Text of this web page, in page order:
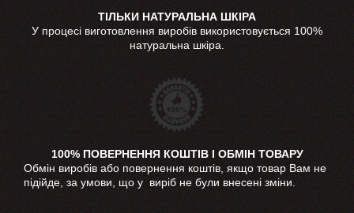
ТІЛЬКИ НАТУРАЛЬНА ШКІРА
У процесі виготовлення виробів використовується 100%
натуральна шкіра.
100% ПОВЕРНЕННЯ КОШТІВ І ОБМІН ТОВАРУ
Обмін виробів або повернення коштів, якщо товар Вам не
підійде, за умови, що у виріб не були внесені зміни.